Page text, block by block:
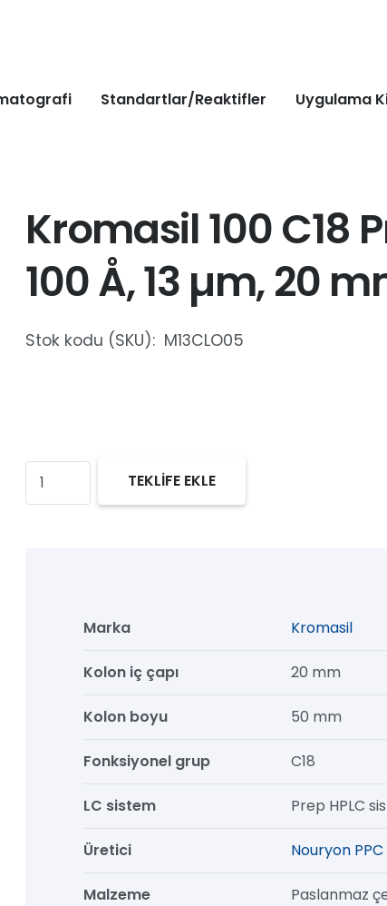
Standartlar/Reaktifler Uygulama
Kromasil 100 C18
100 Å, 13 µm, 20
Stok kodu (SKU): M13CLO05
Kromasil
100
TEKLİFE EKLE
Marka Kromasil
Kolon iç çapı 20 mm
Kolon boyu 50 mm
Fonksiyonel grup C18
LC sistem Prep HPLC
Üretici Nouryon
Malzeme Paslanmaz